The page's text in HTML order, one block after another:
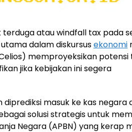
atau windfall tax pada
dalam diskursusekonomi
memproyeksikan
jika kebijakan ini segera
masuk ke kas negara
solusi strategis untuk
Negara (APBN) yang kerap